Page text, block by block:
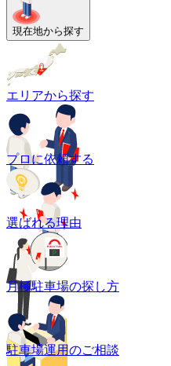
現在地から探す
エリアから探す
プロに依頼する
選ばれる理由
月極駐車場の探し方
駐車場運用のご相談